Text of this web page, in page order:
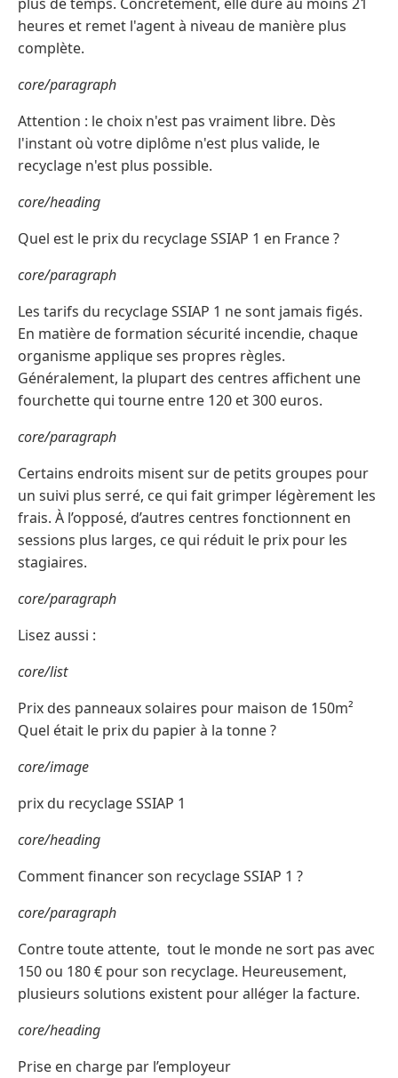
heures et remet l'agent à niveau de manière plus
complète.
core/paragraph
Attention : le choix n'est pas vraiment libre. Dès
l'instant où votre diplôme n'est plus valide, le
recyclage n'est plus possible.
core/heading
Quel est le prix du recyclage SSIAP 1 en France ?
core/paragraph
Les tarifs du recyclage SSIAP 1 ne sont jamais figés.
En matière de formation sécurité incendie, chaque
organisme applique ses propres règles.
Généralement, la plupart des centres affichent une
fourchette qui tourne entre 120 et 300 euros.
core/paragraph
Certains endroits misent sur de petits groupes pour
un suivi plus serré, ce qui fait grimper légèrement les
frais. À l’opposé, d’autres centres fonctionnent en
sessions plus larges, ce qui réduit le prix pour les
stagiaires.
core/paragraph
Lisez aussi :
core/list
Prix des panneaux solaires pour maison de 150m²
Quel était le prix du papier à la tonne ?
core/image
prix du recyclage SSIAP 1
core/heading
Comment financer son recyclage SSIAP 1 ?
core/paragraph
Contre toute attente, tout le monde ne sort pas avec
150 ou 180 € pour son recyclage. Heureusement,
plusieurs solutions existent pour alléger la facture.
core/heading
Prise en charge par l’employeur